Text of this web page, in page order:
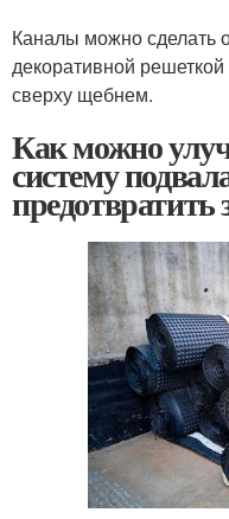
Каналы можно сделать
декоративной
сверху щебнем.
Как можно
систему
предотвратить